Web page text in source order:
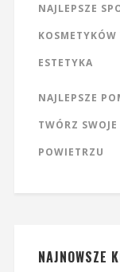
NAJLEPSZE
ESTETYKA
NAJLEPSZE
TWÓRZ
POWIETRZU
NAJNOWSZE